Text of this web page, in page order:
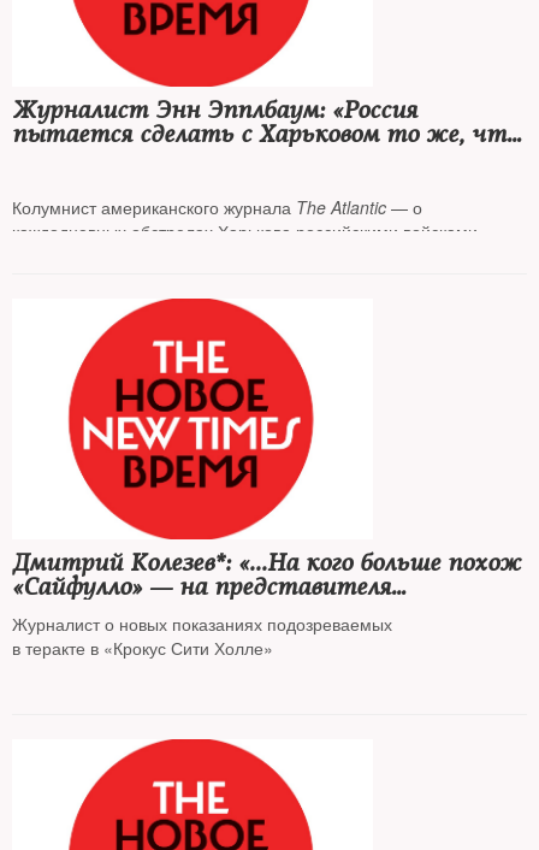
Журналист Энн Эпплбаум: «Россия
пытается сделать с Харьковом то же, что
Колумнист американского журнала The Atlantic — о
каждодневных обстрелах Харькова российскими войсками
Дмитрий Колезев*: «...На кого больше похож
«Сайфулло» — на представителя
украинских спецслужб или на провокатора
ФСБ?»
Журналист о новых показаниях подозреваемых
в теракте в «Крокус Сити Холле»